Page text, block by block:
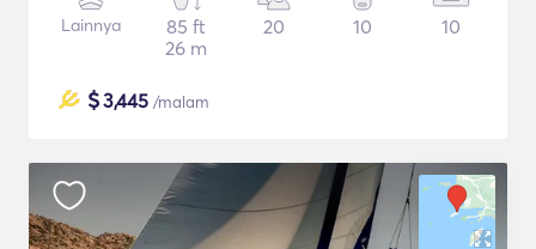
Lainnya
85 ft
26 m
20 10 10
$3,445 /malam